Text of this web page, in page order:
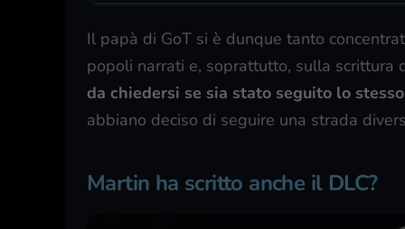
Il papà di GoT si è dunque tanto
popoli narrati e, soprattutto, sulla scrittura
da chiedersi se sia stato seguito lo
abbiano deciso di seguire una strada
Martin ha scritto anche il DLC?